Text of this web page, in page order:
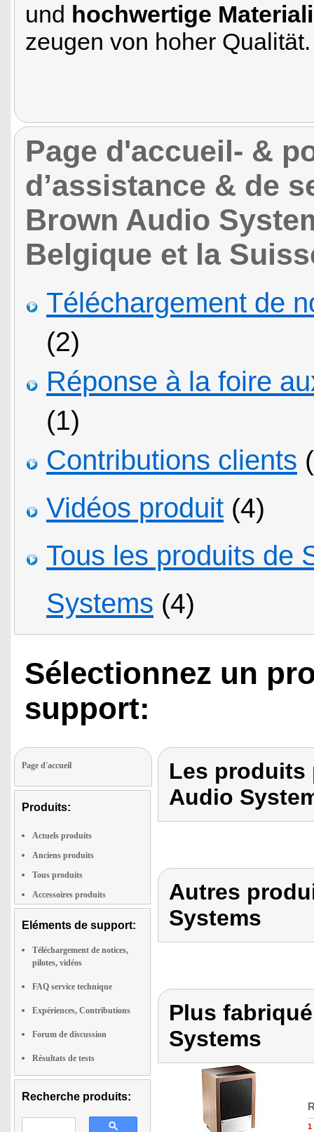
und hochwertige
zeugen von hoher Qualität.
Page d'accueil- &
d’assistance & de
Brown Audio
Belgique et la
Téléchargement de
(2)
Réponse à la foire
(1)
Contributions clients
Vidéos produit (4)
Tous les produits de
Systems (4)
Sélectionnez un
support:
Page d'accueil
Produits:
Actuels produits
Anciens produits
Tous produits
Accessoires produits
Eléments de support:
Téléchargement de notices,
pilotes, vidéos
FAQ service technique
Expériences, Contributions
Forum de discussion
Résultats de tests
Recherche produits:
Les produits
Audio
Autres
Systems
Plus
Systems
1